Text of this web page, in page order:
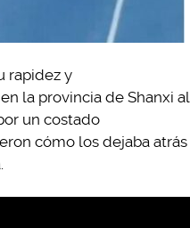
rapidez y
la provincia de Shanxi al
un costado
cómo los dejaba atrás